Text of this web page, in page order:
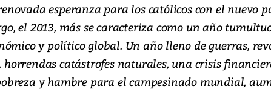
esperanza para los católicos con el nuevo
el 2013, más se caracteriza como un año
y político global. Un año lleno de guerras,
horrendas catástrofes naturales, una crisis
y hambre para el campesinado mundial,